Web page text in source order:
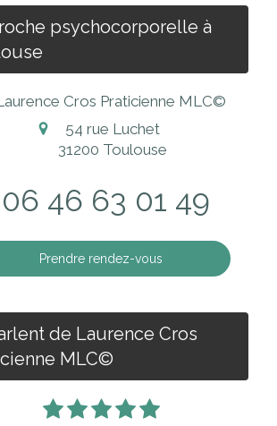
psychocorporelle à
Cros Praticienne MLC©
54 rue Luchet
31200 Toulouse
06 46 63 01 49
Prendre rendez-vous
de Laurence Cros
MLC©